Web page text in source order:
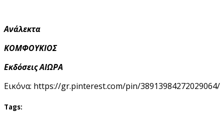
Ανάλεκτα
ΚΟΜΦΟΥΚΙΟΣ
Εκδόσεις ΑΙΩΡΑ
Εικόνα: https://gr.pinterest.com/pin/38913984272029064/
Tags: